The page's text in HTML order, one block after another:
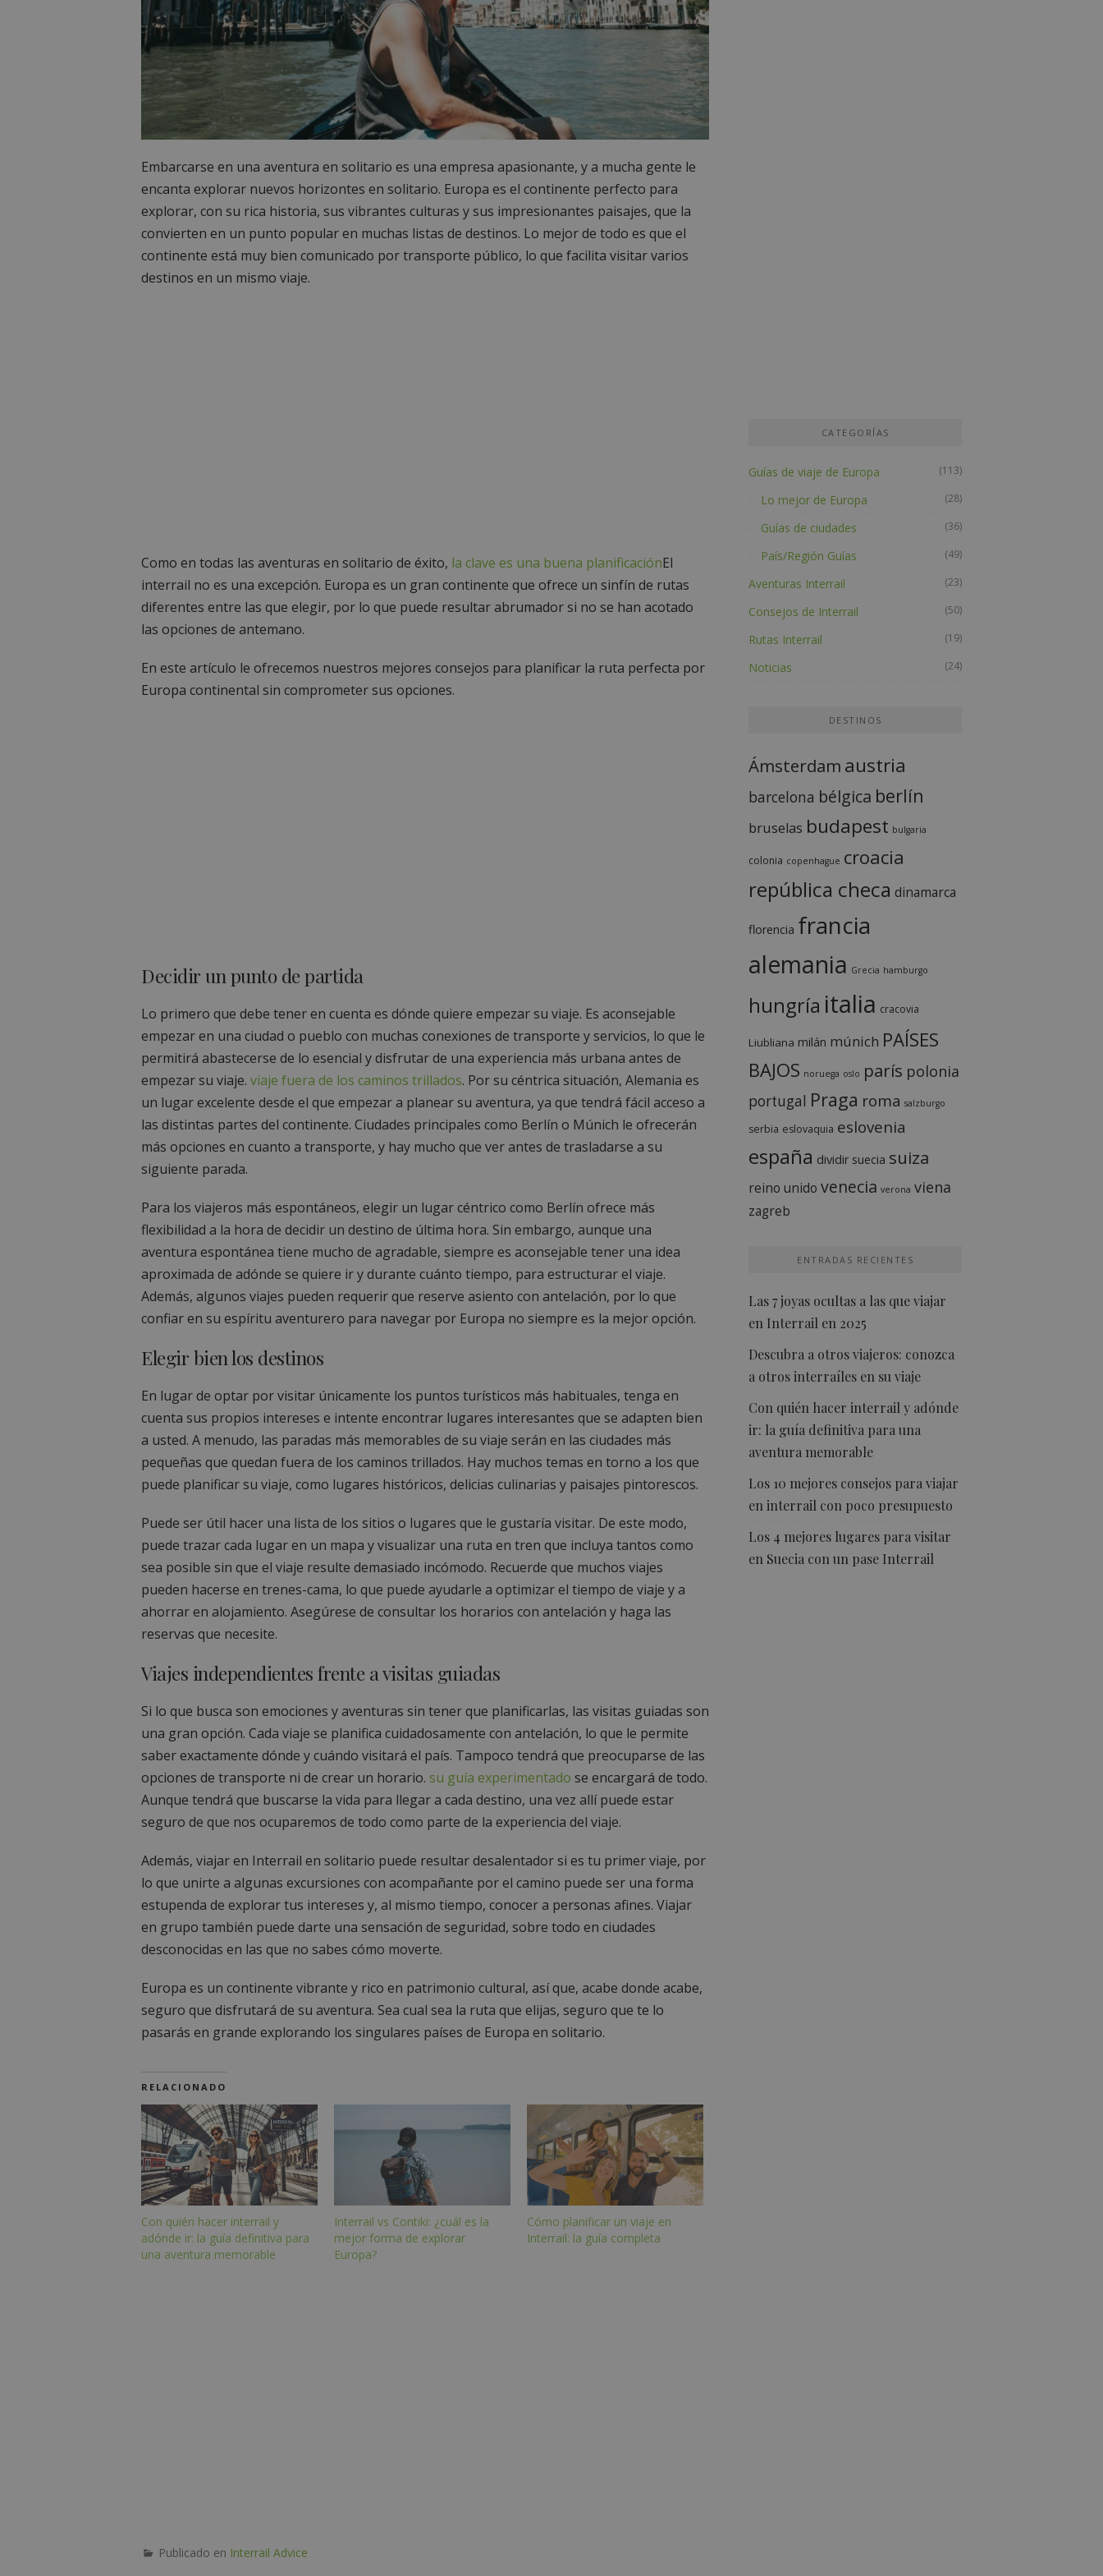
Embarcarse en una aventura en solitario es una empresa apasionante, y a mucha gente le
encanta explorar nuevos horizontes en solitario. Europa es el continente perfecto para
explorar, con su rica historia, sus vibrantes culturas y sus impresionantes paisajes, que la
convierten en un punto popular en muchas listas de destinos. Lo mejor de todo es que el
continente está muy bien comunicado por transporte público, lo que facilita visitar varios
destinos en un mismo viaje.
Como en todas las aventuras en solitario de éxito, la clave es una buena planificaciónEl
interrail no es una excepción. Europa es un gran continente que ofrece un sinfín de rutas
diferentes entre las que elegir, por lo que puede resultar abrumador si no se han acotado
las opciones de antemano.
En este artículo le ofrecemos nuestros mejores consejos para planificar la ruta perfecta por
Europa continental sin comprometer sus opciones.
Decidir un punto de partida
Lo primero que debe tener en cuenta es dónde quiere empezar su viaje. Es aconsejable
empezar en una ciudad o pueblo con muchas conexiones de transporte y servicios, lo que le
permitirá abastecerse de lo esencial y disfrutar de una experiencia más urbana antes de
empezar su viaje. viaje fuera de los caminos trillados. Por su céntrica situación, Alemania es
un lugar excelente desde el que empezar a planear su aventura, ya que tendrá fácil acceso a
las distintas partes del continente. Ciudades principales como Berlín o Múnich le ofrecerán
más opciones en cuanto a transporte, y hay mucho que ver antes de trasladarse a su
siguiente parada.
Para los viajeros más espontáneos, elegir un lugar céntrico como Berlín ofrece más
flexibilidad a la hora de decidir un destino de última hora. Sin embargo, aunque una
aventura espontánea tiene mucho de agradable, siempre es aconsejable tener una idea
aproximada de adónde se quiere ir y durante cuánto tiempo, para estructurar el viaje.
Además, algunos viajes pueden requerir que reserve asiento con antelación, por lo que
confiar en su espíritu aventurero para navegar por Europa no siempre es la mejor opción.
Elegir bien los destinos
En lugar de optar por visitar únicamente los puntos turísticos más habituales, tenga en
cuenta sus propios intereses e intente encontrar lugares interesantes que se adapten bien
a usted. A menudo, las paradas más memorables de su viaje serán en las ciudades más
pequeñas que quedan fuera de los caminos trillados. Hay muchos temas en torno a los que
puede planificar su viaje, como lugares históricos, delicias culinarias y paisajes pintorescos.
Puede ser útil hacer una lista de los sitios o lugares que le gustaría visitar. De este modo,
puede trazar cada lugar en un mapa y visualizar una ruta en tren que incluya tantos como
sea posible sin que el viaje resulte demasiado incómodo. Recuerde que muchos viajes
pueden hacerse en trenes-cama, lo que puede ayudarle a optimizar el tiempo de viaje y a
ahorrar en alojamiento. Asegúrese de consultar los horarios con antelación y haga las
reservas que necesite.
Viajes independientes frente a visitas guiadas
Si lo que busca son emociones y aventuras sin tener que planificarlas, las visitas guiadas son
una gran opción. Cada viaje se planifica cuidadosamente con antelación, lo que le permite
saber exactamente dónde y cuándo visitará el país. Tampoco tendrá que preocuparse de las
opciones de transporte ni de crear un horario. su guía experimentado se encargará de todo.
Aunque tendrá que buscarse la vida para llegar a cada destino, una vez allí puede estar
seguro de que nos ocuparemos de todo como parte de la experiencia del viaje.
Además, viajar en Interrail en solitario puede resultar desalentador si es tu primer viaje, por
lo que unirte a algunas excursiones con acompañante por el camino puede ser una forma
estupenda de explorar tus intereses y, al mismo tiempo, conocer a personas afines. Viajar
en grupo también puede darte una sensación de seguridad, sobre todo en ciudades
desconocidas en las que no sabes cómo moverte.
Europa es un continente vibrante y rico en patrimonio cultural, así que, acabe donde acabe,
seguro que disfrutará de su aventura. Sea cual sea la ruta que elijas, seguro que te lo
pasarás en grande explorando los singulares países de Europa en solitario.
RELACIONADO
Con quién hacer interrail y
adónde ir: la guía definitiva para
una aventura memorable
Interrail vs Contiki: ¿cuál es la
mejor forma de explorar
Europa?
Cómo planificar un viaje en
Interrail: la guía completa
Publicado en Interrail Advice
CATEGORÍAS
Guías de viaje de Europa (113)
Lo mejor de Europa (28)
Guías de ciudades (36)
País/Región Guías (49)
Aventuras Interrail (23)
Consejos de Interrail (50)
Rutas Interrail (19)
Noticias (24)
DESTINOS
Ámsterdam austria
barcelona bélgica berlín
bruselas budapest bulgaria
colonia copenhague croacia
república checa dinamarca
florencia francia
alemania Grecia hamburgo
hungría italia cracovia
Liubliana milán múnich PAÍSES
BAJOS noruega oslo parís polonia
portugal Praga roma salzburgo
serbia eslovaquia eslovenia
españa dividir suecia suiza
reino unido venecia verona viena
zagreb
ENTRADAS RECIENTES
Las 7 joyas ocultas a las que viajar
en Interrail en 2025
Descubra a otros viajeros: conozca
a otros interraíles en su viaje
Con quién hacer interrail y adónde
ir: la guía definitiva para una
aventura memorable
Los 10 mejores consejos para viajar
en interrail con poco presupuesto
Los 4 mejores lugares para visitar
en Suecia con un pase Interrail